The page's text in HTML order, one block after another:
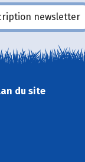
newsletter
du site